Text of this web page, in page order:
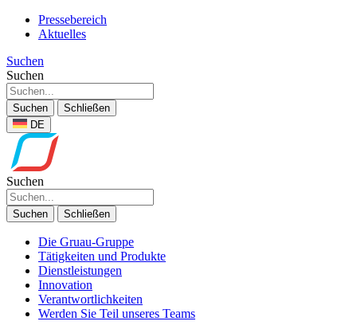
Pressebereich
Aktuelles
Suchen
Suchen
Suchen
Schließen
DE
Suchen
Suchen Schließen
Die Gruau-Gruppe
Tätigkeiten und Produkte
Dienstleistungen
Innovation
Verantwortlichkeiten
Werden Sie Teil unseres Teams